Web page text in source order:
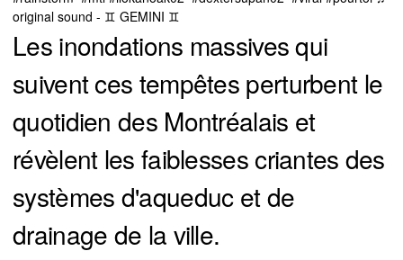
original sound - ♊️ GEMINI ♊️
Les inondations massives qui
suivent ces tempêtes perturbent le
quotidien des Montréalais et
révèlent les faiblesses criantes des
systèmes d'aqueduc et de
drainage de la ville.